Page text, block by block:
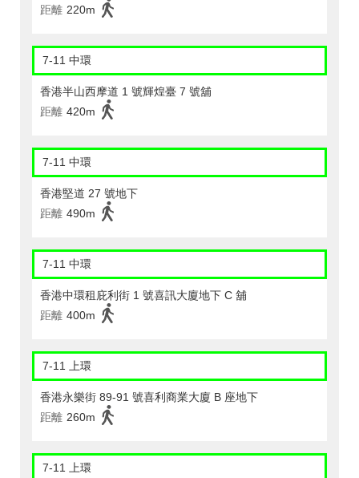
距離 220m
7-11 中環
香港半山西摩道 1 號輝煌臺 7 號舖
距離 420m
7-11 中環
香港堅道 27 號地下
距離 490m
7-11 中環
香港中環租庇利街 1 號喜訊大廈地下 C 舖
距離 400m
7-11 上環
香港永樂街 89-91 號喜利商業大廈 B 座地下
距離 260m
7-11 上環